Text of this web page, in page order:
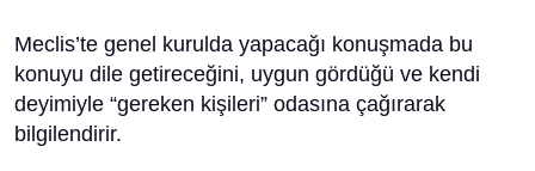
Meclis’te genel kurulda yapacağı konuşmada bu
konuyu dile getireceğini, uygun gördüğü ve kendi
deyimiyle “gereken kişileri” odasına çağırarak
bilgilendirir.